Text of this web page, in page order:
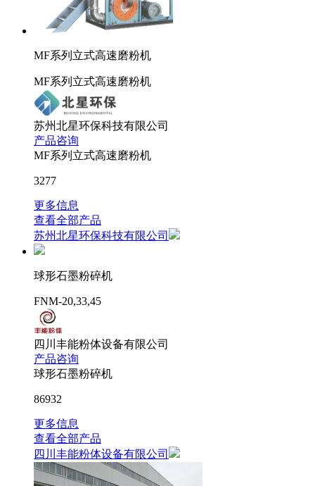
MF系列立式高速磨粉机
MF系列立式高速磨粉机
苏州北星环保科技有限公司
产品咨询
MF系列立式高速磨粉机
3277
更多信息
查看全部产品
苏州北星环保科技有限公司
球形石墨粉碎机
FNM-20,33,45
四川丰能粉体设备有限公司
产品咨询
球形石墨粉碎机
86932
更多信息
查看全部产品
四川丰能粉体设备有限公司